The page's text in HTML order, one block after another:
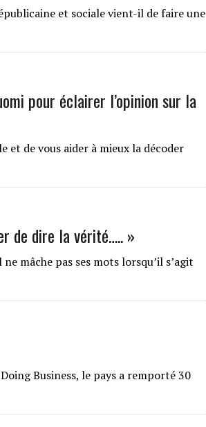
et sociale vient-il de faire une
pour éclairer l’opinion sur la
et de vous aider à mieux la décoder
de dire la vérité….. »
mâche pas ses mots lorsqu’il s’agit
Business, le pays a remporté 30